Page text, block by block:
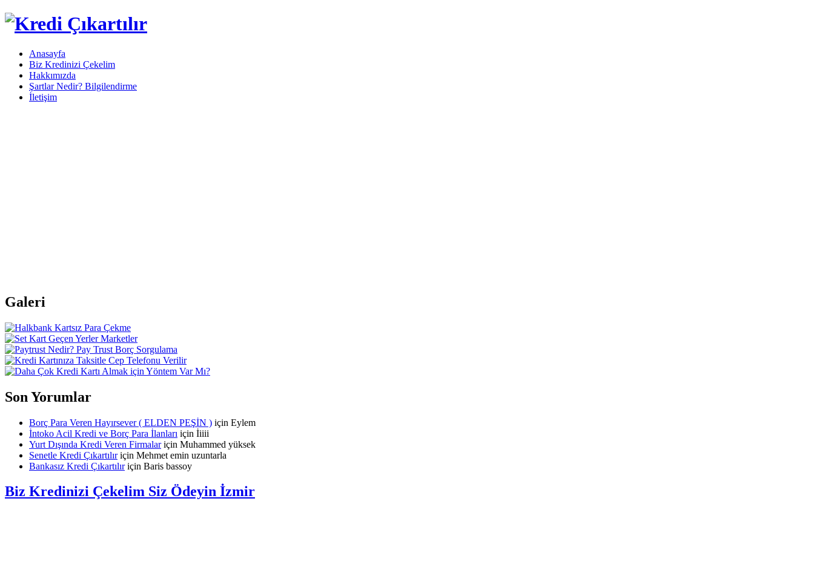
Anasayfa
Biz Kredinizi Çekelim
Hakkımızda
Şartlar Nedir? Bilgilendirme
İletişim
Galeri
Son Yorumlar
Borç Para Veren Hayırsever ( ELDEN PEŞİN ) için Eylem
İntoko Acil Kredi ve Borç Para İlanları için İiiii
Yurt Dışında Kredi Veren Firmalariçin Muhammed yüksek
Senetle Kredi Çıkartılıriçin Mehmet emin uzuntarla
Bankasız Kredi Çıkartılıriçin Baris bassoy
Biz Kredinizi Çekelim Siz Ödeyin İzmir